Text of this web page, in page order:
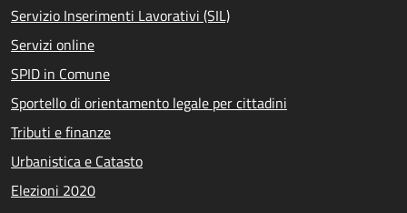
Servizio Inserimenti Lavorativi (SIL)
Servizi online
SPID in Comune
Sportello di orientamento legale per cittadini
Tributi e finanze
Urbanistica e Catasto
Elezioni 2020